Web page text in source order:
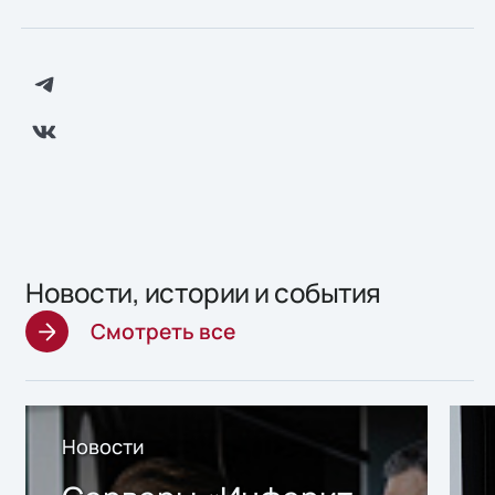
Новости, истории и события
Смотреть все
Новости